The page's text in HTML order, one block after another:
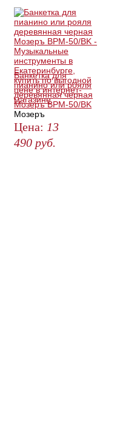
Банкетка для
пианино или рояля
деревянная черная
Мозеръ BPM-50/BK
Мозеръ
Цена: 13
490 руб.